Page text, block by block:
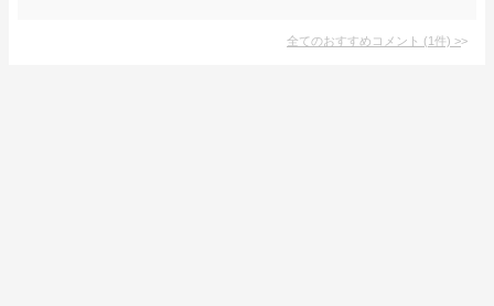
全てのおすすめコメント (1件) >